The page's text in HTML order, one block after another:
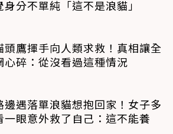
身分不單純「這不是浪貓」
頭鷹揮手向人類求救！真相讓全
心碎：從沒看過這種情況
邊遇落單浪貓想抱回家！女子多
一眼意外救了自己：這不能養